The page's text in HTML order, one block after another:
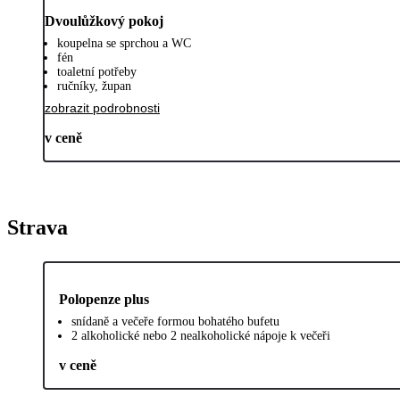
Dvoulůžkový pokoj
koupelna se sprchou a WC
fén
toaletní potřeby
ručníky, župan
zobrazit podrobnosti
v ceně
Strava
Polopenze plus
snídaně a večeře formou bohatého bufetu
2 alkoholické nebo 2 nealkoholické nápoje k večeři
v ceně